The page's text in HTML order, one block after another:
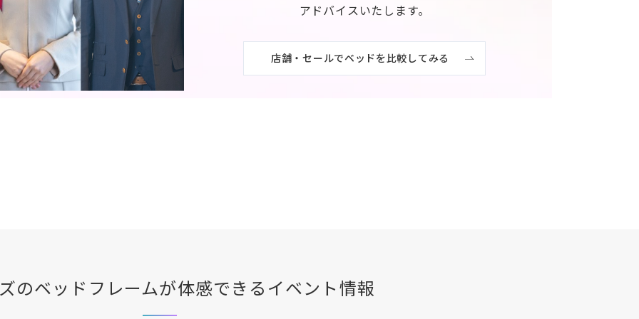
アドバイスいたします。
店舗・セールでベッドを比較してみる
のベッドフレームが体感できる イベント情報